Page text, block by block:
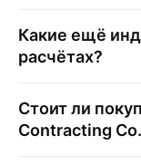
Какие ещё
расчётах?
Стоит ли
Contracting